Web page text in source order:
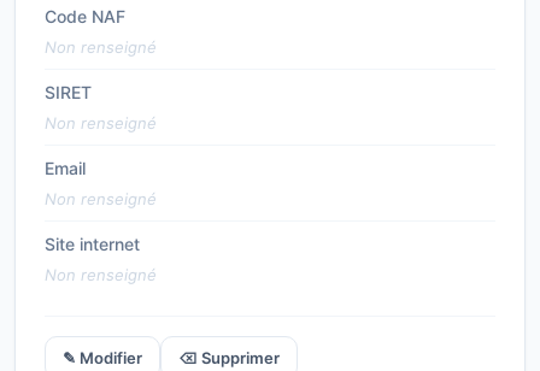
Code NAF
Non renseigné
SIRET
Non renseigné
Email
Non renseigné
Site internet
Non renseigné
✎ Modifier ⌫ Supprimer